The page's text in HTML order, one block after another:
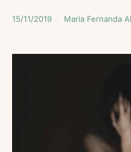
15/11/2019 Maria Fernanda